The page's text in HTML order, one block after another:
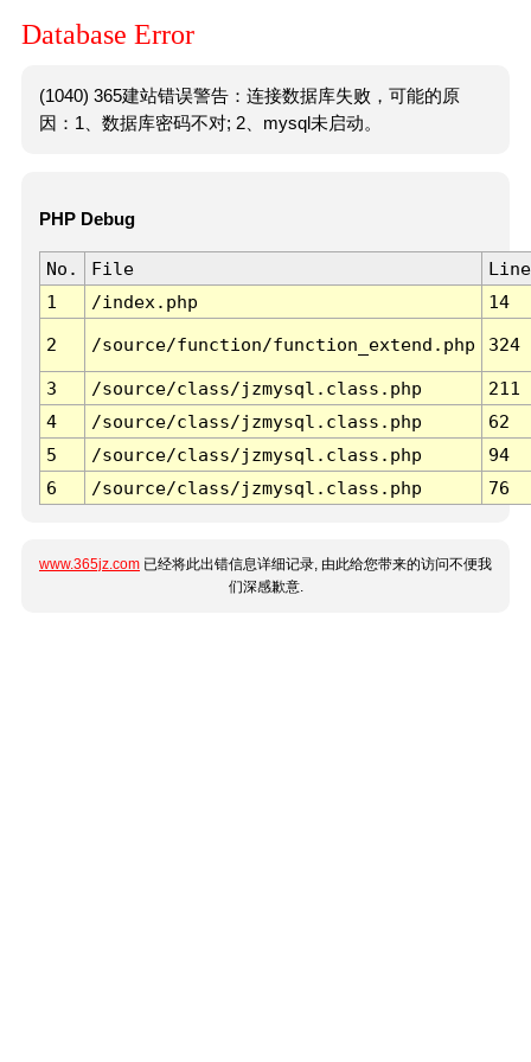
Database Error
(1040) 365建站错误警告：连接数据库失败，可能的原
因：1、数据库密码不对; 2、mysql未启动。
PHP Debug
No. File
Line
1
/index.php 14
2 /source/function/function_extend.php 324
3 /source/class/jzmysql.class.php
211
4
/source/class/jzmysql.class.php
62
5
/source/class/jzmysql.class.php
94
6
/source/class/jzmysql.class.php 76
www.365jz.com 已经将此出错信息详细记录, 由此给您带来的访问不便我
们深感歉意.